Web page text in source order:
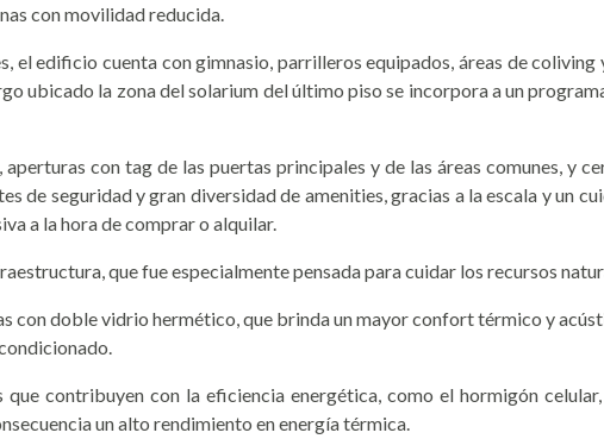
con movilidad reducida.
el edificio cuenta con gimnasio, parrilleros equipados, áreas de
ubicado la zona del solarium del último piso se incorpora a un
con tag de las puertas principales y de las áreas comunes, y
de seguridad y gran diversidad de amenities, gracias a la escala y un
a la hora de comprar o alquilar.
que fue especialmente pensada para cuidar los recursos
con doble vidrio hermético, que brinda un mayor confort térmico y
contribuyen con la eficiencia energética, como el hormigón
un alto rendimiento en energía térmica.